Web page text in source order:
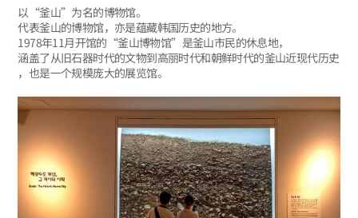
以“釜山”为名的博物馆。
代表釜山的博物馆，亦是蕴藏韩国历史的地方。
1978年11月开馆的“釜山博物馆”是釜山市民的休息地，
涵盖了从旧石器时代的文物到高丽时代和朝鲜时代的釜山近现代历史
，也是一个规模庞大的展览馆。